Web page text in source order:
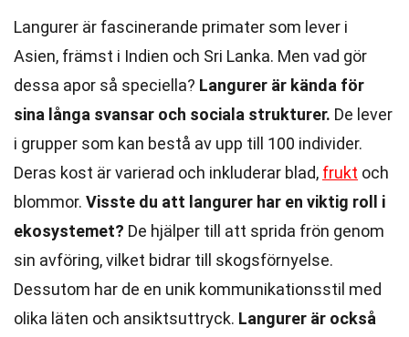
Langurer är fascinerande primater som lever i
Asien, främst i Indien och Sri Lanka. Men vad gör
dessa apor så speciella? Langurer är kända för
sina långa svansar och sociala strukturer. De lever
i grupper som kan bestå av upp till 100 individer.
Deras kost är varierad och inkluderar blad, frukt och
blommor. Visste du att langurer har en viktig roll i
ekosystemet? De hjälper till att sprida frön genom
sin avföring, vilket bidrar till skogsförnyelse.
Dessutom har de en unik kommunikationsstil med
olika läten och ansiktsuttryck. Langurer är också